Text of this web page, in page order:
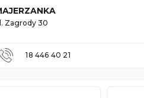
Zagrody 30
18 446 40 21